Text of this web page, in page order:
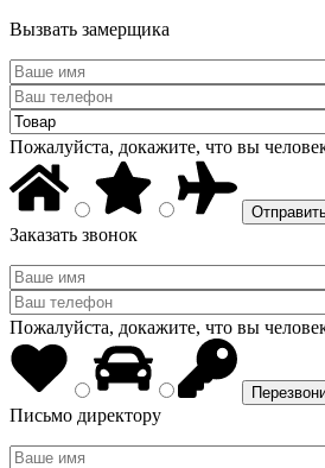
Вызвать замерщика
Пожалуйста, докажите, что вы
Заказать звонок
Пожалуйста, докажите, что вы
Письмо директору